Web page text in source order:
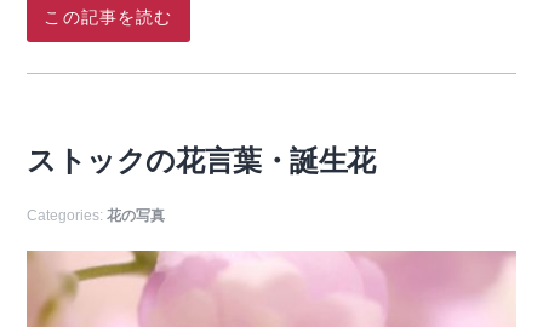
この記事を読む
ストックの花言葉・誕生花
Categories:花の写真